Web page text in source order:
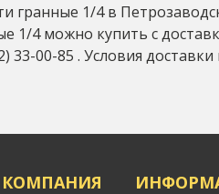
гранные 1/4 в
1/4 можно купить с
33-00-85 . Условия
КОМПАНИЯ